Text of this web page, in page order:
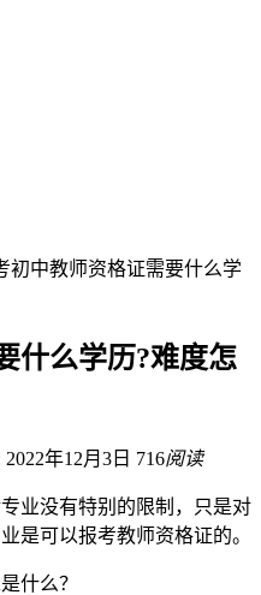
初中教师资格证需要什么学
什么学历?难度怎
2022年12月3日 716阅读
业没有特别的限制，只是对
是可以报考教师资格证的。
什么？